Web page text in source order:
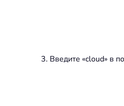
3. Введите «cloud» в